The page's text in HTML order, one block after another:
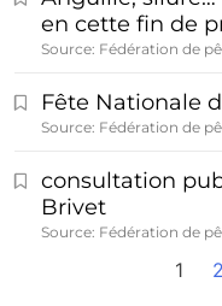
en cette fin de
Source: Fédération de
Fête Nationale
Source: Fédération de
consultation
Brivet
Source: Fédération de
1 2